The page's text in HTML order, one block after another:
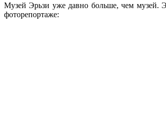
Музей Эрьзи уже давно больше, чем музей.
фоторепортаже: